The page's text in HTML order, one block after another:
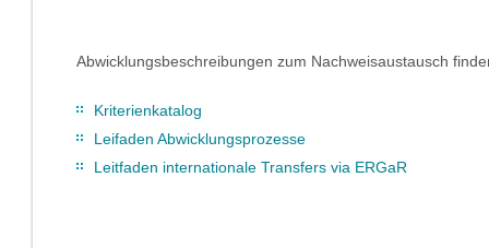
Abwicklungsbeschreibungen zum Nachweisaustausch
Kriterienkatalog
Leifaden Abwicklungsprozesse
Leitfaden internationale Transfers via ERGaR